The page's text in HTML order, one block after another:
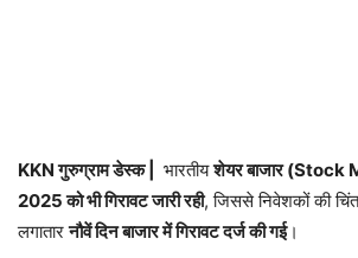
KKN गुरुग्राम डेस्क | भारतीयशेयर बाजार (Stock
2025 को भी गिरावट जारी रही, जिससे निवेशकों की
लगातारनौवें दिन बाजार में गिरावट दर्ज की गई।